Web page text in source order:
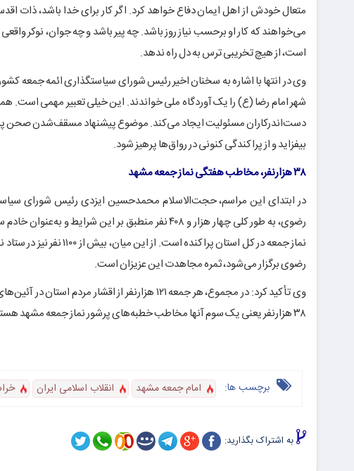
متعال خودش از اهل ایمان دفاع خواهد کرد. اگر کار برای خدا باشد، ذات
می‌خواهند که کار او برحسب نیاز روز باشد. چه پیر باشد و چه جوان، نوکر
است، از هیچ تخریبی ترس به دل راه ندهد.
وی در انتها با اشاره به سخنان اخیر رئیس شورای سیاستگذاری ائمه جمعه
شهر امام رضا (ع) را یک آوردگاه ملی خواندند. این خیلی تعبیر مهمی
دست‌اندرکاران مسئولیت ایجاد می‌کند. موضوع پیشنهاد مسقف‌شدن صحن
بیفزاید و از پراکندگی کنونی در رواق‌ها پرهیز شود.
۳۸ هزارنفر، مخاطب هفتگی نماز جمعه مشهد
در ابتدای این مراسم، حجت‌الاسلام محمدحسین ایزدی رئیس شورای
نماز جمعه در کل استان
رضوی برگزار می‌شود، ثمره مجاهدت این عزیزان است.
وی تأکید کرد: در مجموع، هر جمعه ۱۲۱ هزارنفر
۳۸ هزارنفر یعنی یک سوم آنها مخاطب خطبه‌های پرشور نماز جمعه مشهد هستند.
برچسب ها: امام جمعه مشهد انقلاب اسلامی ایران
به اشتراک بگذارید: